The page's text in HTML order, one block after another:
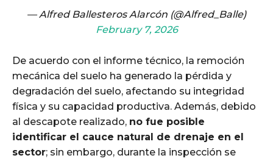
— Alfred Ballesteros Alarcón (@Alfred_Balle)
February 7, 2026
De acuerdo con el informe técnico, la remoción
mecánica del suelo ha generado la pérdida y
degradación del suelo, afectando su integridad
física y su capacidad productiva. Además, debido
al descapote realizado, no fue posible
identificar el cauce natural de drenaje en el
sector; sin embargo, durante la inspección se